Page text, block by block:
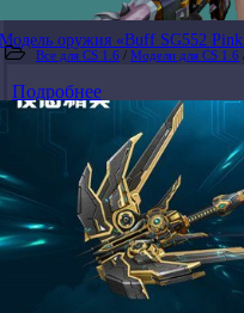
Модель оружия «Buff SG552
Все для CS 1.6 / Модели для CS 1.6
Подробнее